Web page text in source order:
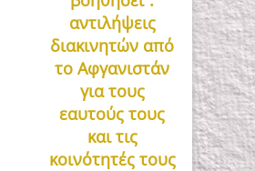
αντιλήψεις
διακινητών από
το Αφγανιστάν
για τους
εαυτούς τους
και τις
κοινότητές τους